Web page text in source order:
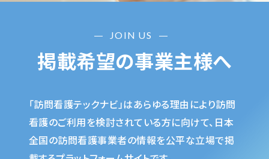
JOIN US
掲載希望の事業主様へ
「訪問看護テックナビ」はあらゆる理由により訪問
看護のご利用を検討されている方に向けて、日本
全国の訪問看護事業者の情報を公平な立場で掲